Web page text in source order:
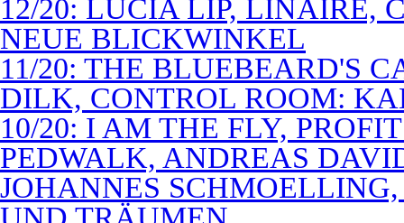
12/20: LUCIA LIP, LINAIRE,
NEUE BLICKWINKEL
11/20: THE BLUEBEARD'S
DILK, CONTROL ROOM:
10/20: I AM THE FLY,
PEDWALK, ANDREAS
JOHANNES